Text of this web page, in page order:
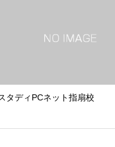
タディPCネット指扇校